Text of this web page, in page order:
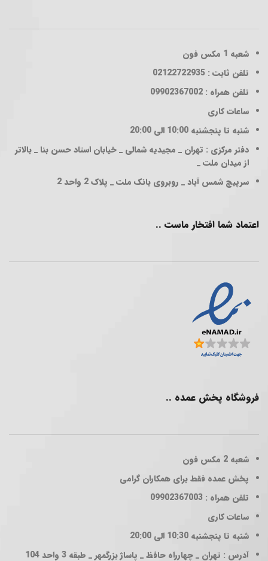
شعبه 1
مکس فون
تلفن ثابت : 02122722935
تلفن همراه : 09902367002
ساعات کاری
شنبه تا پنجشنبه 10:00 الی 20:00
دفتر مرکزی : تهران _ مجیدیه شمالی _ خیابان استاد حسن بنا _ بالاتر
از میدان ملت _
سرپیچ شمس آباد _ روبروی بانک ملت _ پلاک 2 واحد 2
اعتماد شما افتخار ماست ..
فروشگاه پخش عمده ..
شعبه 2
مکس فون
پخش عمده فقط برای همکاران گرامی
تلفن همراه : 09902367003
ساعات کاری
شنبه تا پنجشنبه 10:30 الی 20:00
آدرس : تهران _ چهارراه حافظ _ پاساژ بزرگمهر _ طبقه 3 واحد 104